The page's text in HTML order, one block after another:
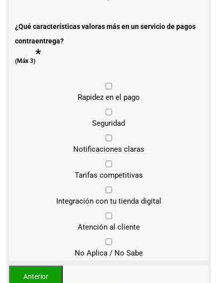
¿Qué características valoras más en un servicio de pagos
contraentrega?
(Máx 3)*
Rapidez en el pago
Seguridad
Notificaciones claras
Tarifas competitivas
Integración con tu tienda digital
Atención al cliente
No Aplica / No Sabe